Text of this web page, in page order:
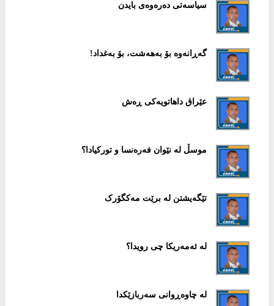
سیاسەتی دەرەوەی بایدن
گەڕانەوە بۆ بەهەشت، بۆ بەغداد!
عێراق داهاتویەکی ڕەش
موسڵ لە نێوان فەرەنسا و تورکیادا؟
تێگەیشتن لە برێت مەکگۆرک
لە ئەمەریکا چی رویدا؟
لە چاوەڕوانی سەربازێکدا